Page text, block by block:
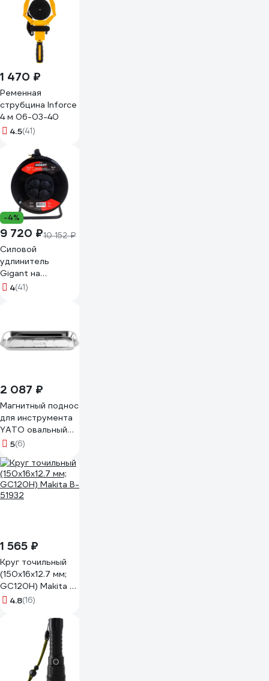
1 470 ₽
Ременная
струбцина Inforce
4 м 06-03-40
4.5(41)
-4%
9 720 ₽10 152 ₽
Силовой
удлинитель
Gigant на
металлической
4(41)
2 087 ₽
Магнитный поднос
для инструмента
YATO овальный
350х150мм YT-
5(6)
1 565 ₽
Круг точильный
(150x16x12.7 мм;
GC120H) Makita B-
51932
4.8(16)